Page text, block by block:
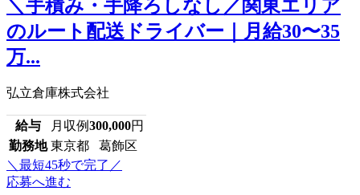
＼手積み・手降ろしなし／関東エリア
のルート配送ドライバー｜月給30〜35
万...
弘立倉庫株式会社
給与 月収例300,000円
勤務地 東京都 葛飾区
＼最短45秒で完了／
応募へ進む